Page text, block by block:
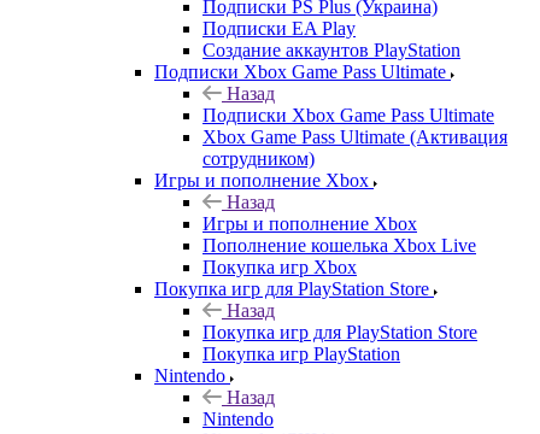
Подписки PS Plus (Украина)
Подписки EA Play
Создание аккаунтов PlayStation
Подписки Xbox Game Pass Ultimate
Назад
Подписки Xbox Game Pass Ultimate
Xbox Game Pass Ultimate (Активация
сотрудником)
Игры и пополнение Xbox
Назад
Игры и пополнение Xbox
Пополнение кошелька Xbox Live
Покупка игр Xbox
Покупка игр для PlayStation Store
Назад
Покупка игр для PlayStation Store
Покупка игр PlayStation
Nintendo
Назад
Nintendo